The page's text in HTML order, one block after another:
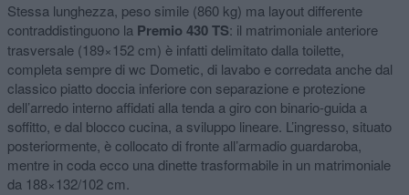
Stessa lunghezza, peso simile (860 kg) ma layout differente
contraddistinguono la Premio 430 TS: il matrimoniale anteriore
trasversale (189×152 cm) è infatti delimitato dalla toilette,
completa sempre di wc Dometic, di lavabo e corredata anche dal
classico piatto doccia inferiore con separazione e protezione
dell’arredo interno affidati alla tenda a giro con binario-guida a
soffitto, e dal blocco cucina, a sviluppo lineare. L’ingresso, situato
posteriormente, è collocato di fronte all’armadio guardaroba,
mentre in coda ecco una dinette trasformabile in un matrimoniale
da 188×132/102 cm.